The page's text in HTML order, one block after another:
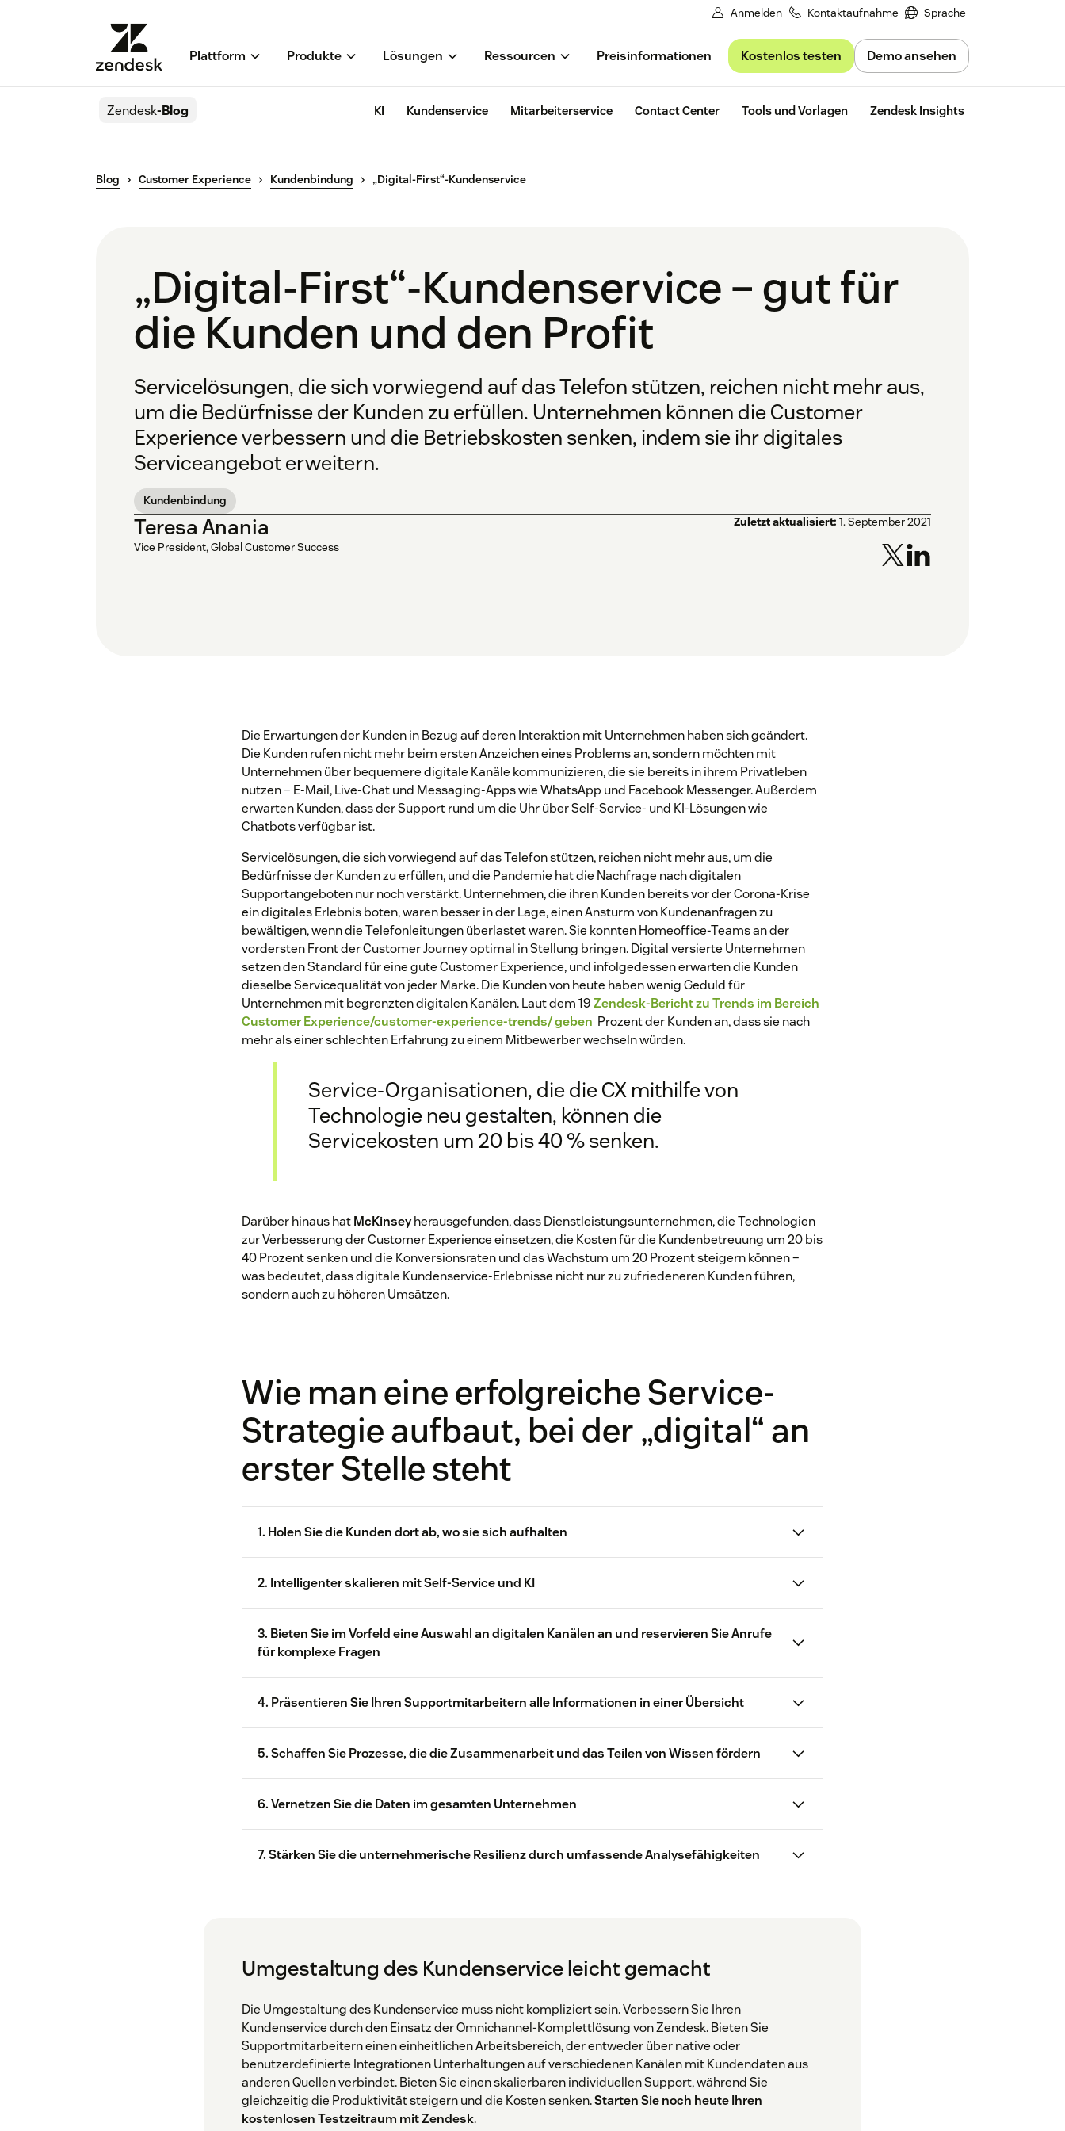
Anmelden Kontaktaufnahme Sprache
Plattform Produkte Lösungen Ressourcen Preisinformationen Kostenlos testen Demo ansehen
Zendesk-Blog KI Kundenservice Mitarbeiterservice Contact Center Tools und Vorlagen Zendesk Insights
Blog Customer Experience Kundenbindung „Digital-First“-Kundenservice
„Digital-First“-Kundenservice – gut für
die Kunden und den Profit
Servicelösungen, die sich vorwiegend auf das Telefon stützen, reichen nicht mehr aus,
um die Bedürfnisse der Kunden zu erfüllen. Unternehmen können die Customer
Experience verbessern und die Betriebskosten senken, indem sie ihr digitales
Serviceangebot erweitern.
Kundenbindung
Teresa Anania
Vice President, Global Customer Success
Zuletzt aktualisiert: 1. September 2021
Die Erwartungen der Kunden in Bezug auf deren Interaktion mit Unternehmen haben sich geändert.
Die Kunden rufen nicht mehr beim ersten Anzeichen eines Problems an, sondern möchten mit
Unternehmen über bequemere digitale Kanäle kommunizieren, die sie bereits in ihrem Privatleben
nutzen – E-Mail, Live-Chat und Messaging-Apps wie WhatsApp und Facebook Messenger. Außerdem
erwarten Kunden, dass der Support rund um die Uhr über Self-Service- und KI-Lösungen wie
Chatbots verfügbar ist.
Servicelösungen, die sich vorwiegend auf das Telefon stützen, reichen nicht mehr aus, um die
Bedürfnisse der Kunden zu erfüllen, und die Pandemie hat die Nachfrage nach digitalen
Supportangeboten nur noch verstärkt. Unternehmen, die ihren Kunden bereits vor der Corona-Krise
ein digitales Erlebnis boten, waren besser in der Lage, einen Ansturm von Kundenanfragen zu
bewältigen, wenn die Telefonleitungen überlastet waren. Sie konnten Homeoffice-Teams an der
vordersten Front der Customer Journey optimal in Stellung bringen. Digital versierte Unternehmen
setzen den Standard für eine gute Customer Experience, und infolgedessen erwarten die Kunden
dieselbe Servicequalität von jeder Marke. Die Kunden von heute haben wenig Geduld für
Unternehmen mit begrenzten digitalen Kanälen. Laut dem 19Zendesk-Bericht zu Trends im Bereich
Customer Experience/customer-experience-trends/ geben Prozent der Kunden an, dass sie nach
mehr als einer schlechten Erfahrung zu einem Mitbewerber wechseln würden.
Service-Organisationen, die die CX mithilfe von
Technologie neu gestalten, können die
Servicekosten um 20 bis 40 % senken.
Darüber hinaus hatMcKinseyherausgefunden, dass Dienstleistungsunternehmen, die Technologien
zur Verbesserung der Customer Experience einsetzen, die Kosten für die Kundenbetreuung um 20 bis
40 Prozent senken und die Konversionsraten und das Wachstum um 20 Prozent steigern können –
was bedeutet, dass digitale Kundenservice-Erlebnisse nicht nur zu zufriedeneren Kunden führen,
sondern auch zu höheren Umsätzen.
Wie man eine erfolgreiche Service-
Strategie aufbaut, bei der „digital“ an
erster Stelle steht
1. Holen Sie die Kunden dort ab, wo sie sich aufhalten
Unternehmen verzeichneten 284 einen
2020-prozentigen Anstieg bei
Kundenanfragen über WhatsApp
2. Intelligenter skalieren mit Self-Service und KI
Chatbot
zwischen 20 und 21 Uhr
3. Bieten Sie im Vorfeld eine Auswahl an digitalen Kanälen an und reservieren Sie Anrufe
für komplexe Fragen
soziale Medien kann bis zu sechsmal
73 Prozent
4. Präsentieren Sie Ihren Supportmitarbeitern alle Informationen in einer Übersicht
5,8-facher
5. Schaffen Sie Prozesse, die die Zusammenarbeit und das Teilen von Wissen fördern
Kollaborationstools
KI-gestützte Wissensdatenbank
6. Vernetzen Sie die Daten im gesamten Unternehmen
7. Stärken Sie die unternehmerische Resilienz durch umfassende Analysefähigkeiten
Umgestaltung des Kundenservice leicht gemacht
Die Umgestaltung des Kundenservice muss nicht kompliziert sein. Verbessern Sie Ihren
Kundenservice durch den Einsatz der Omnichannel-Komplettlösung von Zendesk. Bieten Sie
Supportmitarbeitern einen einheitlichen Arbeitsbereich, der entweder über native oder
benutzerdefinierte Integrationen Unterhaltungen auf verschiedenen Kanälen mit Kundendaten aus
anderen Quellen verbindet. Bieten Sie einen skalierbaren individuellen Support, während Sie
gleichzeitig die Produktivität steigern und die Kosten senken.Starten Sie noch heute Ihren
kostenlosen Testzeitraum mit Zendesk.